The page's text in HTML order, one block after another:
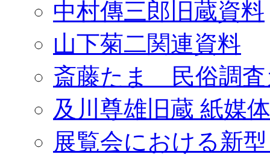
中村傳三郎旧蔵資料
山下菊二関連資料
斎藤たま 民俗調査
及川尊雄旧蔵 紙媒
展覧会における新